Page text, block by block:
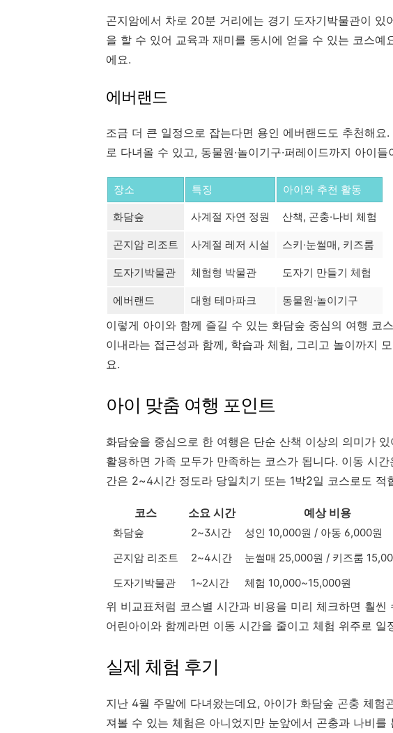
곤지암에서 차로 20분 거리에는 경기 도자기박물관이 있
을 할 수 있어 교육과 재미를 동시에 얻을 수 있는 코스예
에요.
에버랜드
조금 더 큰 일정으로 잡는다면 용인 에버랜드도 추천해
로 다녀올 수 있고, 동물원·놀이기구·퍼레이드까지 아이
장소 특징 아이와 추천 활동
화담숲 사계절 자연 정원 산책, 곤충·나비 체험
곤지암 리조트 사계절 레저 시설 스키·눈썰매, 키즈룸
도자기박물관 체험형 박물관 도자기 만들기 체험
에버랜드 대형 테마파크 동물원·놀이기구
이렇게 아이와 함께 즐길 수 있는 화담숲 중심의 여행 코
이내라는 접근성과 함께, 학습과 체험, 그리고 놀이까지
요.
아이 맞춤 여행 포인트
화담숲을 중심으로 한 여행은 단순 산책 이상의 의미가
활용하면 가족 모두가 만족하는 코스가 됩니다. 이동 시
간은 2~4시간 정도라 당일치기 또는 1박2일 코스로도 적
코스 소요 시간 예상 비용
화담숲 2~3시간
성인 10,000원 / 아동 6,000원
곤지암 리조트
2~4시간
눈썰매 25,000원 / 키즈룸
도자기박물관
1~2시간 체험 10,000~15,000원
위 비교표처럼 코스별 시간과 비용을 미리 체크하면 훨
어린아이와 함께라면 이동 시간을 줄이고 체험 위주로 일
실제 체험 후기
지난 4월 주말에 다녀왔는데요, 아이가 화담숲 곤충 체험
져볼 수 있는 체험은 아니었지만 눈앞에서 곤충과 나비